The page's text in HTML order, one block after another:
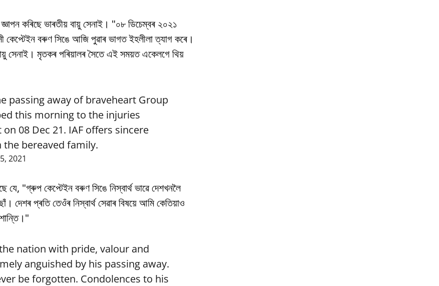
কৰিছে ভাৰতীয় বায়ু সেনাই। "০৮ ডিচেম্বৰ ২০২১
কেপ্টেইন বৰুণ সিঙে আজি পুৱাৰ ভাগত ইহলীলা ত্যাগ কৰে।
সেনাই। মৃতকৰ পৰিয়ালৰ সৈতে এই সময়ত একেলগে থিয়
passing away of braveheart Group
this morning to the injuries
08 Dec 21. IAF offers sincere
bereaved family.
2021
যে, "গ্ৰুপ কেপ্টেইন বৰুণ সিঙে নিস্বাৰ্থ ভাৱে দেশখনলৈ
প্ৰতি তেওঁৰ নিস্বাৰ্থ সেৱাৰ বিষয়ে আমি কেতিয়াও
nation with pride, valour and
anguished by his passing away.
be forgotten. Condolences to his